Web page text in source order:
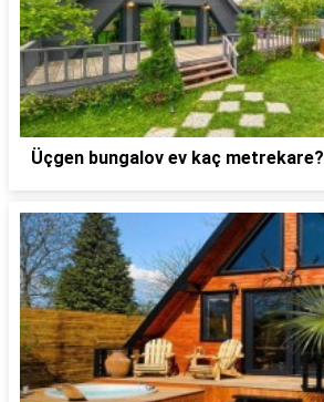
Üçgen bungalov ev kaç metrekare?